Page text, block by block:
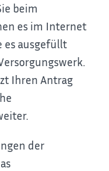
beim
es im Internet
es ausgefüllt
Ihren Antrag
der